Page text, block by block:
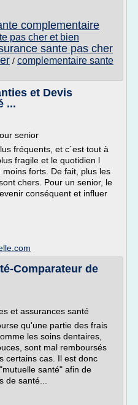
complementaire
pas cher et bien
sante pas cher
/ complementaire sante
et Devis
...
senior
fréquents, et c´est tout à
fragile et le quotidien l
forts. De fait, plus les
chers. Pour un senior, le
conséquent et influer
Comparateur de
et assurances santé
qu'une partie des frais
les soins dentaires,
sont mal remboursés
certains cas. Il est donc
santé" afin de
de santé...